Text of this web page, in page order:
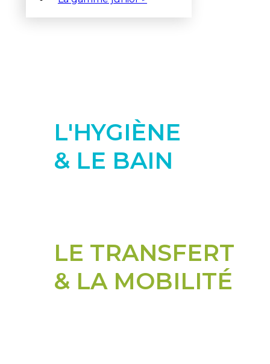
L'HYGIÈNE
& LE BAIN
LE TRANSFERT
& LA MOBILITÉ